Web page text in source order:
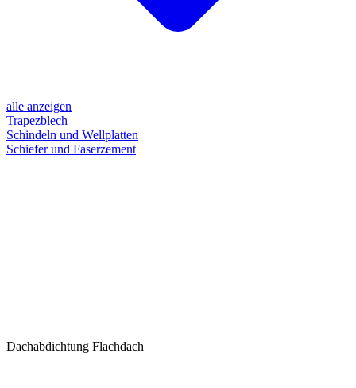
alle anzeigen
Trapezblech
Schindeln und Wellplatten
Schiefer und Faserzement
Dachabdichtung Flachdach